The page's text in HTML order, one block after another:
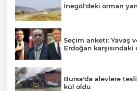
İnegöl'deki orman
Seçim anketi: Yavaş
Erdoğan karşısındaki
Bursa'da alevlere
kül oldu